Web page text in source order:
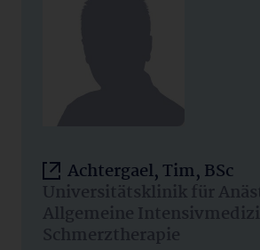
Achtergael, Tim, BSc
Universitätsklinik für
Allgemeine
Schmerztherapie